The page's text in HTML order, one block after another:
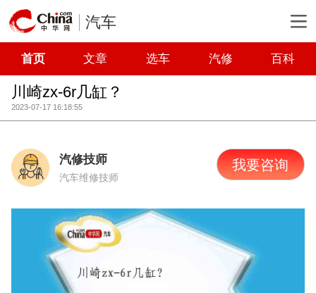
汽车
首页 文章 选车 汽修 百科
川崎zx-6r几缸？
2023-07-17 16:18:55
汽修技师
汽车维修技师
我要咨询